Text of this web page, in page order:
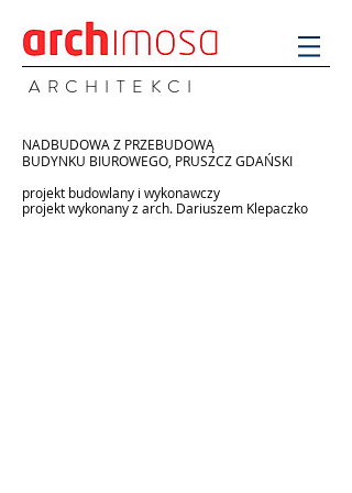
A R C H I T E K C I
NADBUDOWA Z PRZEBUDOWĄ
BUDYNKU BIUROWEGO, PRUSZCZ GDAŃSKI
projekt budowlany i wykonawczy
projekt wykonany z arch. Dariuszem Klepaczko